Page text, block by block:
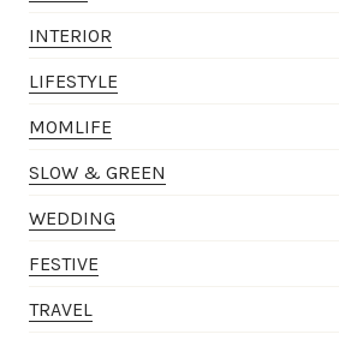
INTERIOR
LIFESTYLE
MOMLIFE
SLOW & GREEN
WEDDING
FESTIVE
TRAVEL